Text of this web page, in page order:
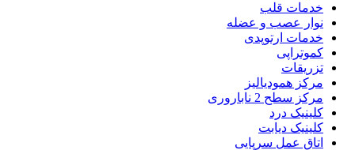
خدمات قلب
نوار عصب و عضله
خدمات ارتوپدی
کموتراپی
تزریقات
مرکز همودیالیز
مرکز سطح 2 ناباروری
کلینیک درد
کلینیک دیابت
اتاق عمل سرپایی